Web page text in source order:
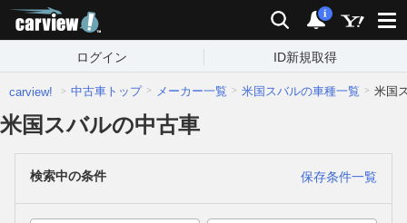
検索 通知
i
ログイン ID新規取得
carview! 中古車トップ メーカー一覧 米国スバルの車種一覧 米国
米国スバルの中古車
検索中の条件 保存条件一覧